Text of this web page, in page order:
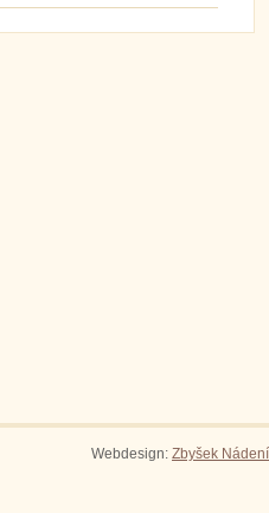
Webdesign: Zbyšek